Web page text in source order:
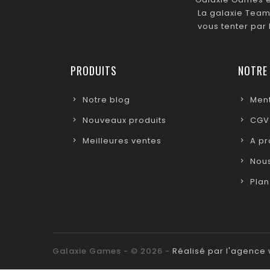
La galaxie
vous tenter par
PRODUITS
Notre blog
Nouveaux produits
Meilleures ventes
CGV
A
Galaxie Games - © 2026 - Réalisé par l'agence